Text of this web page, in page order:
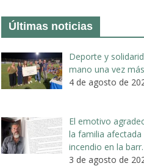
Últimas noticias
Deporte y
mano una vez
4 de agosto de
El emotivo
la familia afectada
incendio en la
3 de agosto de